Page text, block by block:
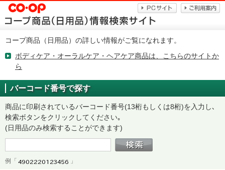
コープ商品（日用品）の詳しい情報がご覧になれます。
ボディケア・オーラルケア・ヘアケア商品は、こちらのサイトか
ら
バーコード番号で探す
商品に印刷されているバーコード番号(13桁もしくは8桁)を入力し､
検索ボタンをクリックしてください｡
(日用品のみ検索することができます)
例「 」